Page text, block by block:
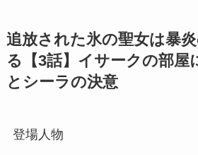
追放された氷の聖女は暴
る【3話】イサークの部屋
とシーラの決意
登場人物